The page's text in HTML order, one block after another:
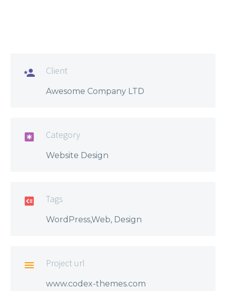
 Client
Awesome Company LTD
 Category
Website Design
 Tags
WordPress,Web, Design
 Project url
www.codex-themes.com